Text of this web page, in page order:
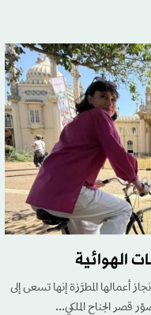
الهوائية
أعمالها المطرَّزة إنها تسعى إلى
قصر الجناح الملكي...